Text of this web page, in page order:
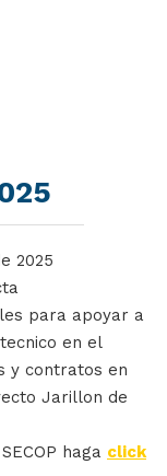
2025
para apoyar a
en el
y contratos en
Jarillon de
haga click